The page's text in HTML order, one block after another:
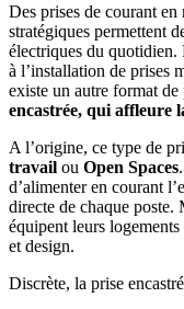
Des prises de courant
stratégiques permettent
électriques du quotidien.
à l’installation de prises
existe un autre format de
encastrée, qui affleure
A l’origine, ce type de
travail ou Open Spaces
d’alimenter en courant
directe de chaque poste.
équipent leurs
et design.
Discrète, la prise